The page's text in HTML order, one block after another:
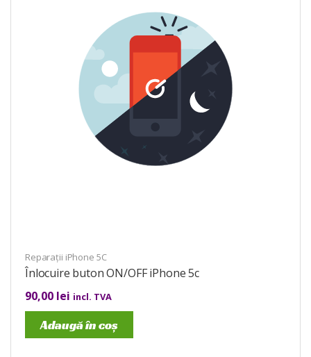
Reparații iPhone 5C
Înlocuire buton ON/OFF iPhone 5c
90,00 lei incl. TVA
Adaugă în coș